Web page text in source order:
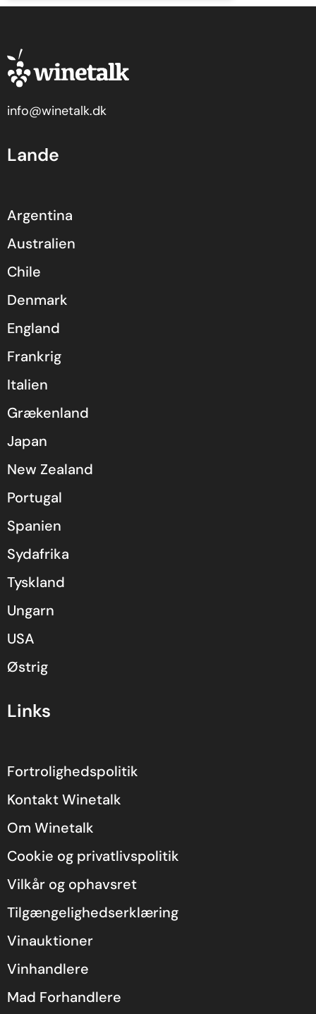
info@winetalk.dk
Lande
Argentina
Australien
Chile
Denmark
England
Frankrig
Italien
Grækenland
Japan
New Zealand
Portugal
Spanien
Sydafrika
Tyskland
Ungarn
USA
Østrig
Links
Fortrolighedspolitik
Kontakt Winetalk
Om Winetalk
Cookie og privatlivspolitik
Vilkår og ophavsret
Tilgængelighedserklæring
Vinauktioner
Vinhandlere
Mad Forhandlere